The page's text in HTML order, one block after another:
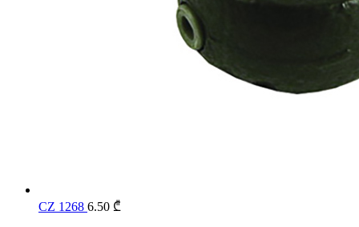
CZ 1268 6.50 ₾